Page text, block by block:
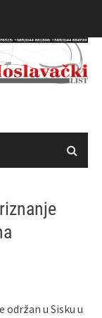
u Sisku u